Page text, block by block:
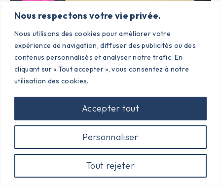
Nous respectons votre vie privée.
Nous utilisons des cookies pour améliorer votre
expérience de navigation, diffuser des publicités ou des
contenus personnalisés et analyser notre trafic. En
cliquant sur « Tout accepter », vous consentez à notre
utilisation des cookies.
Personnaliser
Tout rejeter
Accepter tout